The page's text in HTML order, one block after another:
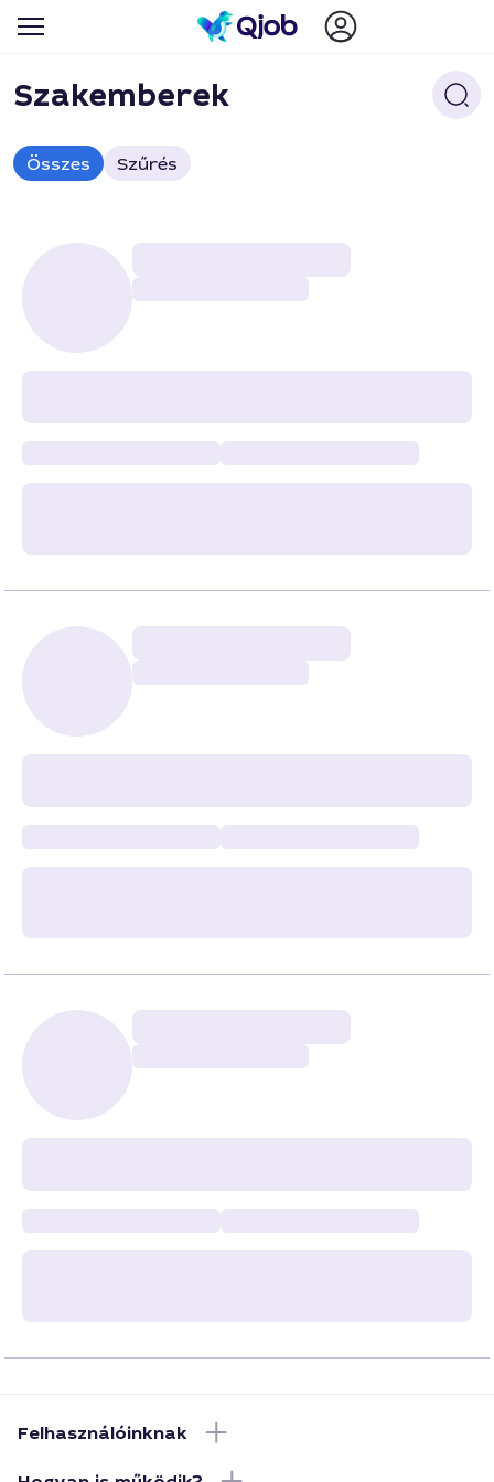
Szakemberek
Összes Szűrés
Felhasználóinknak